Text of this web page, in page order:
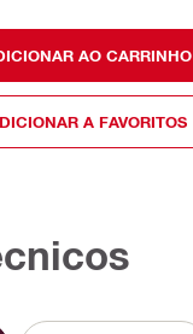
AO CARRINHO
A FAVORITOS